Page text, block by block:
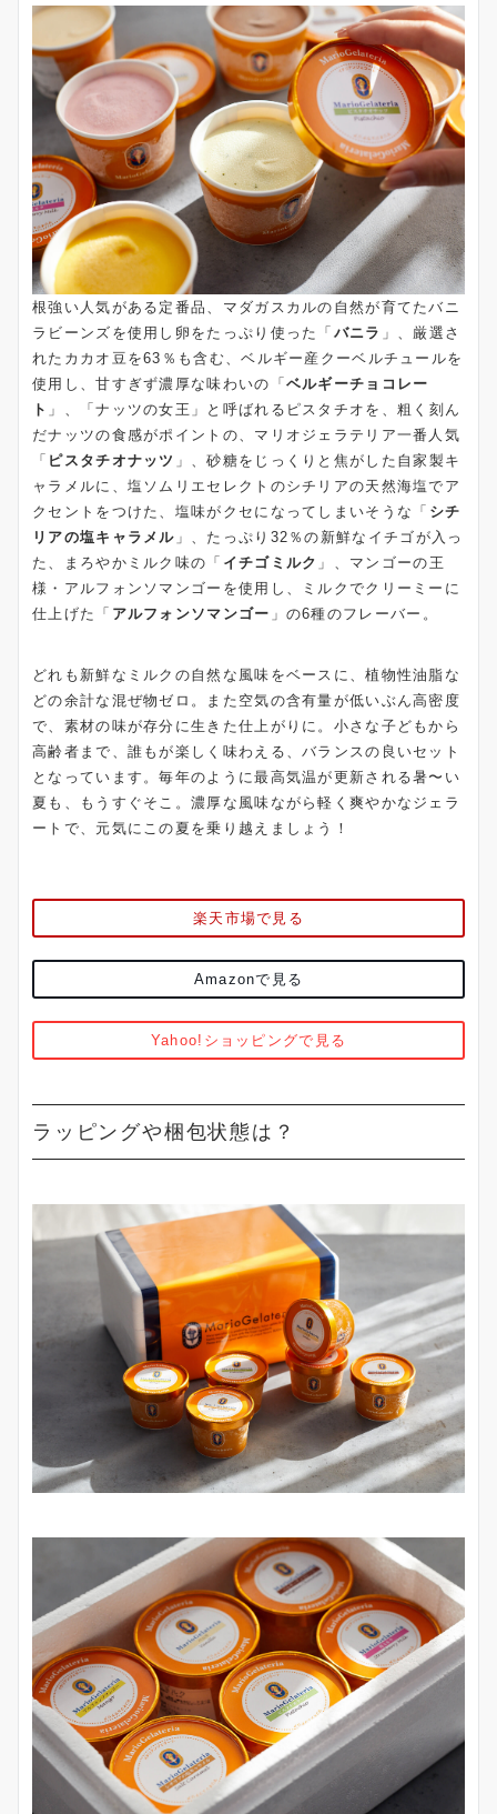
根強い人気がある定番品、マダガスカルの自然が育てたバニ
ラビーンズを使用し卵をたっぷり使った「 バニラ 」、厳選さ
れたカカオ豆を63％も含む、ベルギー産クーベルチュールを
使用し、甘すぎず濃厚な味わいの「 ベルギーチョコレー
ト 」、「ナッツの女王」と呼ばれるピスタチオを、粗く刻ん
だナッツの食感がポイントの、マリオジェラテリア一番人気
「 ピスタチオナッツ 」、砂糖をじっくりと焦がした自家製キ
ャラメルに、塩ソムリエセレクトのシチリアの天然海塩でア
クセントをつけた、塩味がクセになってしまいそうな「 シチ
リアの塩キャラメル 」、たっぷり32％の新鮮なイチゴが入っ
た、まろやかミルク味の「 イチゴミルク 」、マンゴーの王
様・アルフォンソマンゴーを使用し、ミルクでクリーミーに
仕上げた「 アルフォンソマンゴー 」の6種のフレーバー。
どれも新鮮なミルクの自然な風味をベースに、植物性油脂な
どの余計な混ぜ物ゼロ。また空気の含有量が低いぶん高密度
で、素材の味が存分に生きた仕上がりに。小さな子どもから
高齢者まで、誰もが楽しく味わえる、バランスの良いセット
となっています。毎年のように最高気温が更新される暑〜い
夏も、もうすぐそこ。濃厚な風味ながら軽く爽やかなジェラ
ートで、元気にこの夏を乗り越えましょう！
楽天市場で見る
Amazonで見る
Yahoo!ショッピングで見る
ラッピングや梱包状態は？